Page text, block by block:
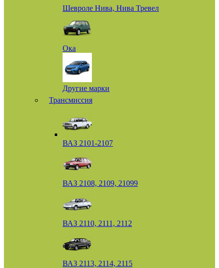
Шевроле Нива, Нива Тревел
Ока
Другие марки
Трансмиссия
ВАЗ 2101-2107
ВАЗ 2108, 2109, 21099
ВАЗ 2110, 2111, 2112
ВАЗ 2113, 2114, 2115